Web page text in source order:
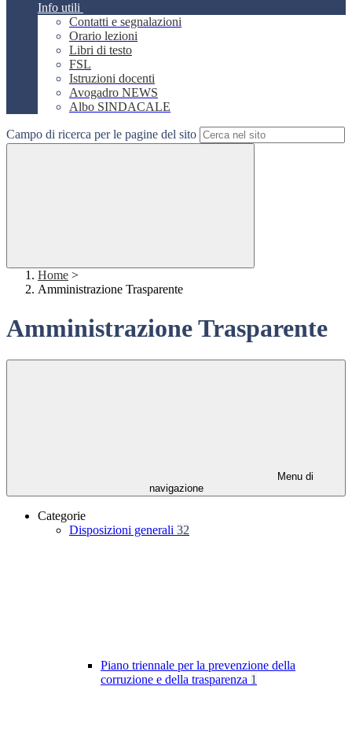
Info utili
Contatti e segnalazioni
Orario lezioni
Libri di testo
FSL
Istruzioni docenti
Avogadro NEWS
Albo SINDACALE
Campo di ricerca per le pagine del sito
Home >
Amministrazione Trasparente
Amministrazione Trasparente
Menu di
navigazione
Categorie
Disposizioni generali 32
Piano triennale per la prevenzione della
corruzione e della trasparenza 1